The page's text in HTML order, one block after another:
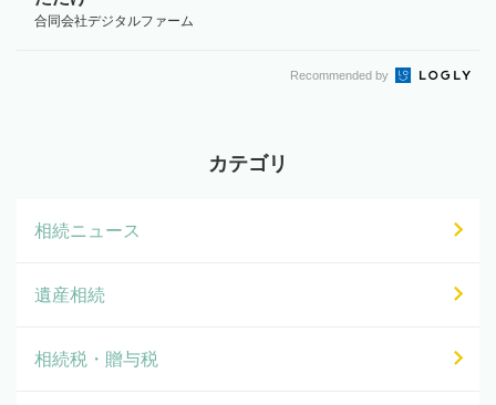
合同会社デジタルファーム
Recommended by
カテゴリ
相続ニュース
遺産相続
相続税・贈与税